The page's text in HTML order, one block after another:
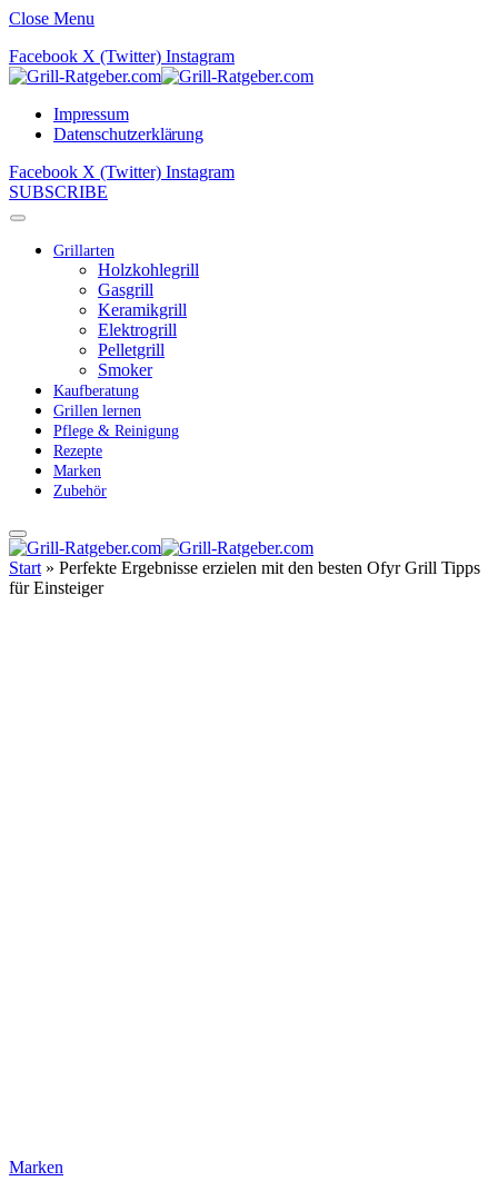
Close Menu
Facebook X (Twitter) Instagram
Impressum
Datenschutzerklärung
Facebook X (Twitter) Instagram
SUBSCRIBE
Grillarten
Holzkohlegrill
Gasgrill
Keramikgrill
Elektrogrill
Pelletgrill
Smoker
Kaufberatung
Grillen lernen
Pflege & Reinigung
Rezepte
Marken
Zubehör
Start » Perfekte Ergebnisse erzielen mit den besten Ofyr Grill Tipps
für Einsteiger
Marken